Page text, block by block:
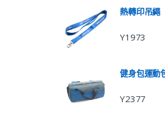
熱轉印吊繩
Y1973
健身包運動
Y2377